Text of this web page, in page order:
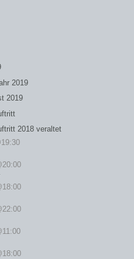
2019
2019
2018 veraltet